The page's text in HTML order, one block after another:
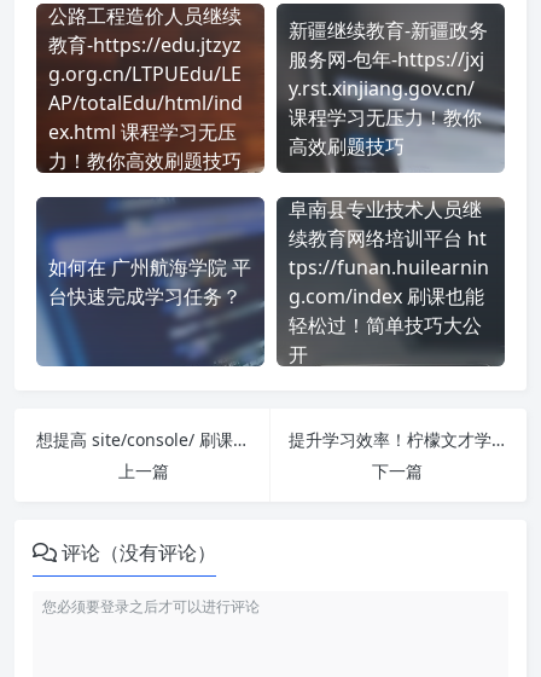
公路工程造价人员继续
教育-https://edu.jtzyz
g.org.cn/LTPUEdu/LE
AP/totalEdu/html/ind
ex.html 课程学习无压
力！教你高效刷题技巧
新疆继续教育-新疆政务
服务网-包年-https://jxj
y.rst.xinjiang.gov.cn/
课程学习无压力！教你
高效刷题技巧
如何在 广州航海学院 平
台快速完成学习任务？
阜南县专业技术人员继
续教育网络培训平台 ht
tps://funan.huilearnin
g.com/index 刷课也能
轻松过！简单技巧大公
开
想提高 site/console/ 刷课效率？看看这些实用技巧
上一篇
提升学习效率！柠檬文才学堂-博雅特教育成教 https://edu.wencaischool.net/hzbytjy 刷课方法全揭秘
下一篇
评论（没有评论）